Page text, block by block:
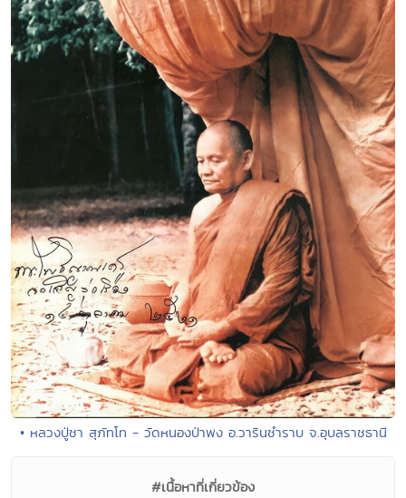
• หลวงปู่ชา สุภัทโท - วัดหนองป่าพง อ.วารินชำราบ จ.อุบลราชธานี
#เนื้อหาที่เกี่ยวข้อง